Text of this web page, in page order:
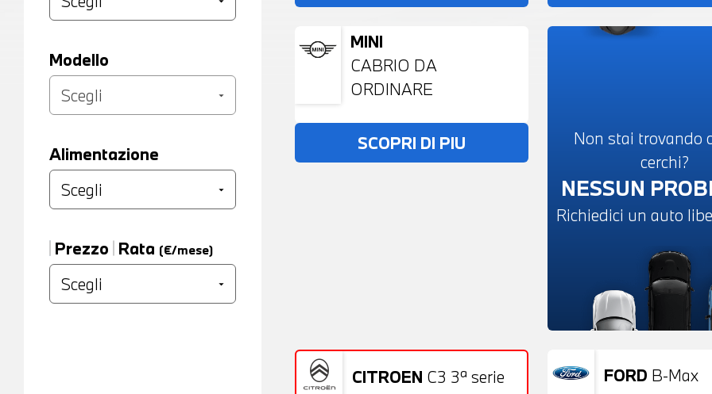
Modello
Alimentazione
Prezzo Rata (€/mese)
MINI
CABRIO DA
ORDINARE
SCOPRI DI PIU
Non stai trovando
cerchi?
NESSUN
Richiedici un auto
CITROEN C3 3ª serie
Usato 22 Foto FORD B-Max
Usato